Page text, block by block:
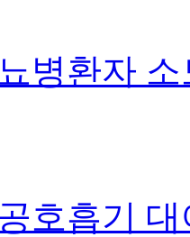
병환자
호흡기